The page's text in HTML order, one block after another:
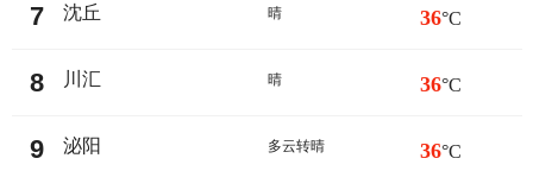
7 沈丘 晴 36°C
8 川汇 晴 36°C
9 泌阳 多云转晴 36°C